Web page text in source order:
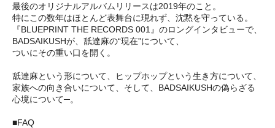
最後のオリジナルアルバムリリースは2019年のこと。
特にこの数年はほとんど表舞台に現れず、沈黙を守っている。
『BLUEPRINT THE RECORDS 001』のロングインタビューで、
BADSAIKUSHが、舐達麻の“現在”について、
ついにその重い口を開く。
舐達麻という形について、ヒップホップという生き方について、
家族への向き合いについて、そして、BADSAIKUSHの偽らざる
心境について─。
■FAQ